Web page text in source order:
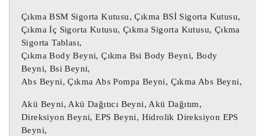
BH6013L311
ÇIKMA PARÇA :
öğe.
Üründe bazı kozmetik aşınma izleri
durumdadır ve amaçlandığı gibi
çalışmaktadır.
Çıkma BSM Sigorta Kutusu, Çıkma BSİ Sigorta Kutusu,
Çıkma İç Sigorta Kutusu, Çıkma Sigorta Kutusu, Çıkma
Sigorta Tablası,
Çıkma Body Beyni, Çıkma Bsi Body Beyni, Body
Beyni, Bsi Beyni,
Abs Beyni, Çıkma Abs Pompa Beyni, Çıkma Abs Beyni,
Akü Beyni, Akü Dağıtıcı Beyni, Akü Dağıtım,
Direksiyon Beyni, EPS Beyni, Hidrolik Direksiyon EPS
Beyni,